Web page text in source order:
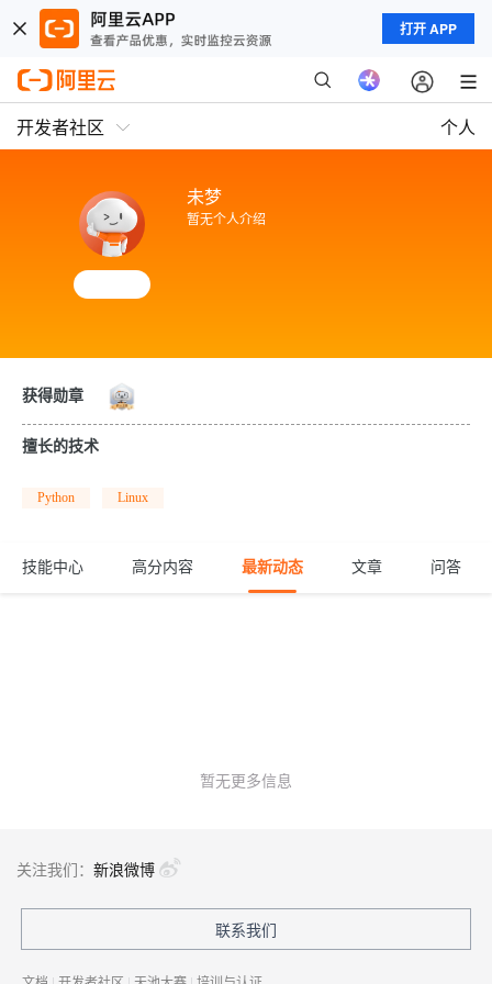
打开 APP
开发者社区 个人
未梦
暂无个人介绍
获得勋章
擅长的技术
Python Linux
技能中心 高分内容 最新动态 文章 问答
暂无更多信息
关注我们： 新浪微博
联系我们